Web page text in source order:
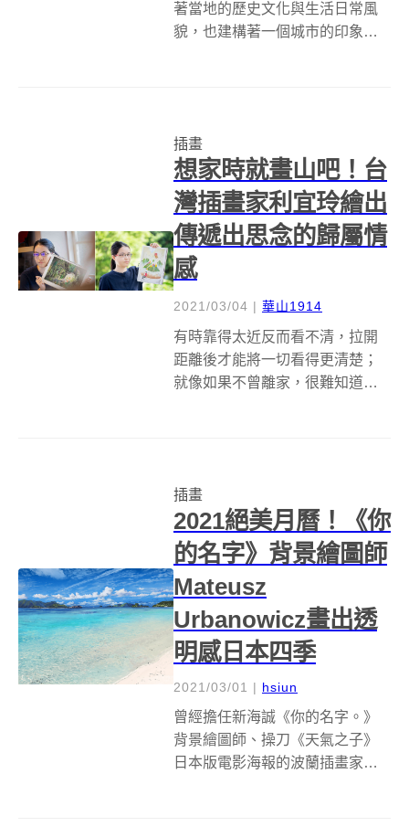
著當地的歷史文化與生活日常風
貌，也建構著一個城市的印象。
館U.I.J ...
插畫
想家時就畫山吧！台
灣插畫家利宜玲繪出
傳遞出思念的歸屬情
感
2021/03/04 | 華山1914
有時靠得太近反而看不清，拉開
距離後才能將一切看得更清楚；
就像如果不曾離家，很難知道自
次，從失去或放棄中重新追尋，
直到這條路越來越...
插畫
2021絕美月曆！《你
的名字》背景繪圖師
Mateusz
Urbanowicz畫出透
明感日本四季
2021/03/01 | hsiun
曾經擔任新海誠《你的名字。》
背景繪圖師、操刀《天氣之子》
日本版電影海報的波蘭插畫家